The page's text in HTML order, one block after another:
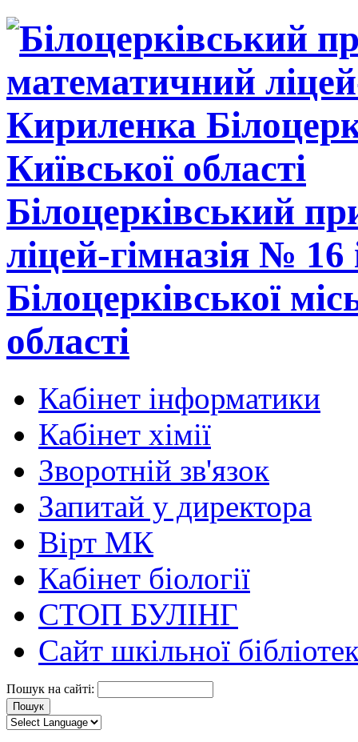
Білоцерківський
ліцей-гімназія №
Білоцерківської
області
Кабінет інформатики
Кабінет хімії
Зворотній зв'язок
Запитай у директора
Вірт МК
Кабінет біології
СТОП БУЛІНГ
Сайт шкільної
Пошук на сайті: